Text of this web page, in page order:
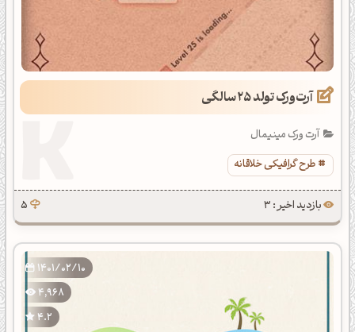
آرت‌ورک تولد 25 سالگی
آرت ورک مینیمال
طرح گرافیکی خلاقانه
بازدید اخیر : 3 5
1401/02/10
4,968
4.2